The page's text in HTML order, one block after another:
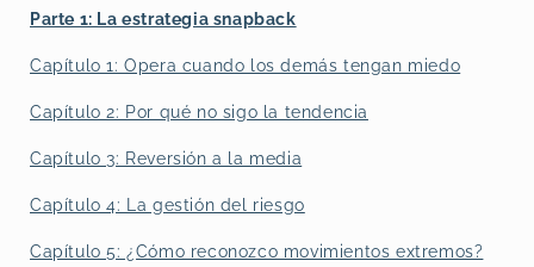
Parte 1: La estrategia snapback
Capítulo 1: Opera cuando los demás tengan miedo
Capítulo 2: Por qué no sigo la tendencia
Capítulo 3: Reversión a la media
Capítulo 4: La gestión del riesgo
Capítulo 5: ¿Cómo reconozco movimientos extremos?